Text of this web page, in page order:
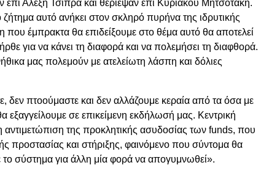
Αλέξη Τσίπρα και θέριεψαν επί Κυριάκου Μητσοτάκη.
αυτό ανήκει στον σκληρό πυρήνα της ιδρυτικής
που έμπρακτα θα επιδείξουμε στο θέμα αυτό θα αποτελεί
για να κάνει τη διαφορά και να πολεμήσει τη διαφθορά.
μας πολεμούν με ατελείωτη λάσπη και δόλιες
δεν πτοούμαστε και δεν αλλάζουμε κεραία από τα όσα με
εξαγγείλουμε σε επικείμενη εκδήλωσή μας. Κεντρική
αντιμετώπιση της προκλητικής ασυδοσίας των funds, που
προστασίας και στήριξης, φαινόμενο που σύντομα θα
σύστημα για άλλη μία φορά να απογυμνωθεί».